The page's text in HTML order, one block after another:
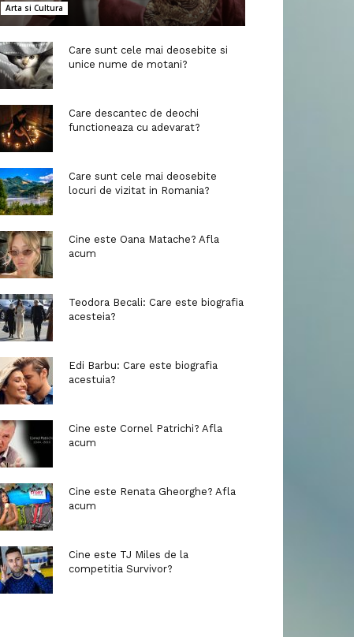
Arta si Cultura
Care sunt cele mai deosebite si
unice nume de motani?
Care descantec de deochi
functioneaza cu adevarat?
Care sunt cele mai deosebite
locuri de vizitat in Romania?
Cine este Oana Matache? Afla
acum
Teodora Becali: Care este biografia
acesteia?
Edi Barbu: Care este biografia
acestuia?
Cine este Cornel Patrichi? Afla
acum
Cine este Renata Gheorghe? Afla
acum
Cine este TJ Miles de la
competitia Survivor?